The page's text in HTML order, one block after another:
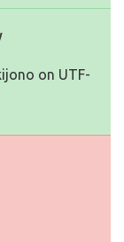
on UTF-